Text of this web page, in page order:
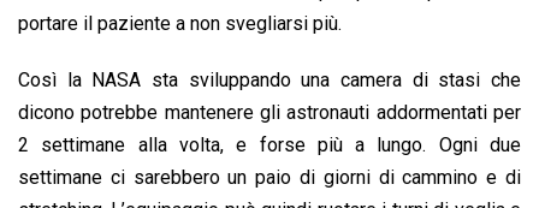
portare il paziente a non svegliarsi più.
Così la NASA sta sviluppando una camera di stasi che
dicono potrebbe mantenere gli astronauti addormentati per
2 settimane alla volta, e forse più a lungo. Ogni due
settimane ci sarebbero un paio di giorni di cammino e di